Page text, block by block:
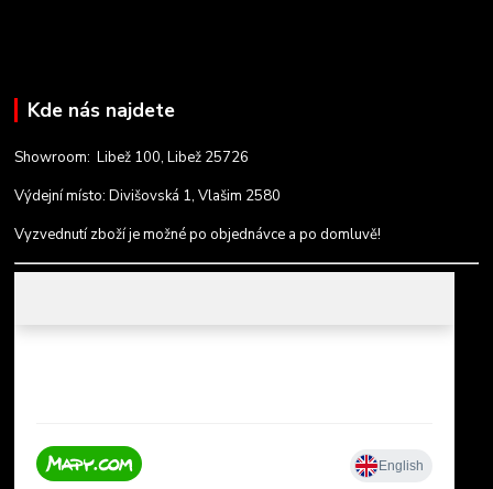
Kde nás najdete
Showroom: Libež 100, Libež 25726
Výdejní místo: Divišovská 1, Vlašim 2580
Vyzvednutí zboží je možné po objednávce a po domluvě!